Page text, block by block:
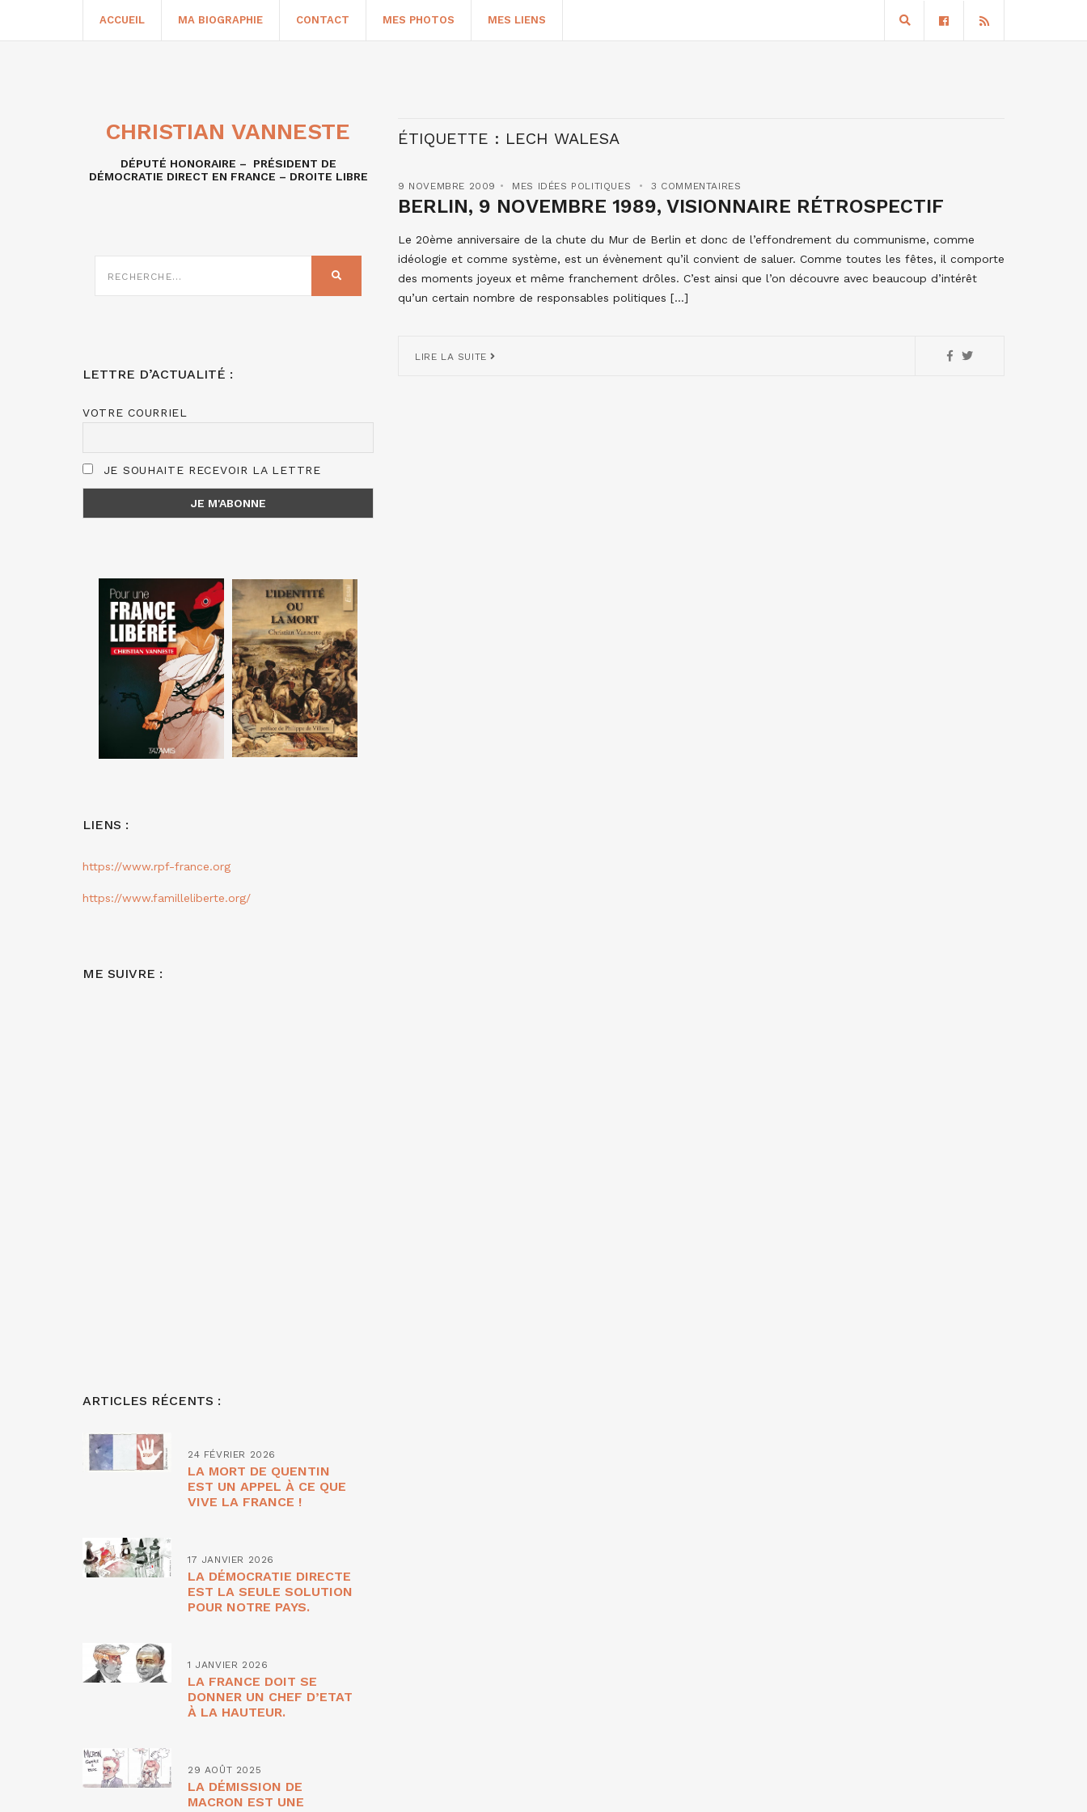
ACCUEIL MA BIOGRAPHIE CONTACT MES PHOTOS MES LIENS
ÉTIQUETTE : LECH WALESA
9 NOVEMBRE 2009 MES IDÉES POLITIQUES 3 COMMENTAIRES
BERLIN, 9 NOVEMBRE 1989, VISIONNAIRE RÉTROSPECTIF
Le 20ème anniversaire de la chute du Mur de Berlin et donc de l’effondrement du communisme, comme
idéologie et comme système, est un évènement qu’il convient de saluer. Comme toutes les fêtes, il comporte
des moments joyeux et même franchement drôles. C’est ainsi que l’on découvre avec beaucoup d’intérêt
qu’un certain nombre de responsables politiques […]
LIRE LA SUITE
CHRISTIAN VANNESTE
DÉPUTÉ HONORAIRE – PRÉSIDENT DE
DÉMOCRATIE DIRECT EN FRANCE – DROITE LIBRE
SUR
RECHERCHER
LETTRE D’ACTUALITÉ :
VOTRE COURRIEL
JE SOUHAITE RECEVOIR LA LETTRE
LIENS :
https://www.rpf-france.org
https://www.familleliberte.org/
ME SUIVRE :
ARTICLES RÉCENTS :
24 FÉVRIER 2026
LA MORT DE QUENTIN
EST UN APPEL À CE QUE
VIVE LA FRANCE !
17 JANVIER 2026
LA DÉMOCRATIE DIRECTE
EST LA SEULE SOLUTION
POUR NOTRE PAYS.
1 JANVIER 2026
LA FRANCE DOIT SE
DONNER UN CHEF D’ETAT
À LA HAUTEUR.
29 AOÛT 2025
LA DÉMISSION DE
MACRON EST UNE